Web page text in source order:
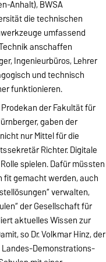
Anhalt), BWSA
die technischen
umfassend
anschaffen
Ingenieurbüros, Lehrer
und technisch
funktionieren.
der Fakultät für
gaben der
nur Mittel für die
Richter. Digitale
spielen. Dafür müssten
fit gemacht werden, auch
verwalten,
der Gesellschaft für
aktuelles Wissen zur
so Dr. Volkmar Hinz, der
Demonstrations-